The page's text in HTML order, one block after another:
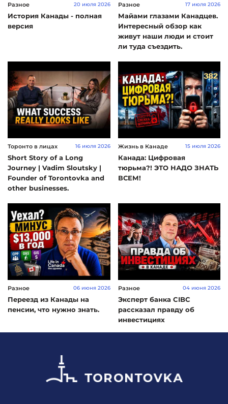
Разное 20 июля 2026
История Канады - полная
версия
Разное 17 июля 2026
Майами глазами Канадцев.
Интересный обзор как
живут наши люди и стоит
ли туда съездить.
Торонто в лицах 16 июля 2026
Short Story of a Long
Journey | Vadim Sloutsky |
Founder of Torontovka and
other businesses.
Жизнь в Канаде 15 июля 2026
Канада: Цифровая
тюрьма?! ЭТО НАДО ЗНАТЬ
ВСЕМ!
Разное 06 июня 2026
Переезд из Канады на
пенсии, что нужно знать.
Разное 04 июня 2026
Эксперт банка CIBC
рассказал правду об
инвестициях